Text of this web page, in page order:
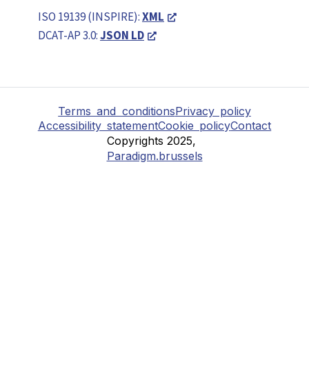
ISO 19139 (INSPIRE):XML
DCAT-AP 3.0:JSON LD
Terms and conditionsPrivacy policy
Accessibility statementCookie policyContact
Copyrights 2025,
Paradigm.brussels